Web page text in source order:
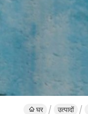
घर उत्पादों